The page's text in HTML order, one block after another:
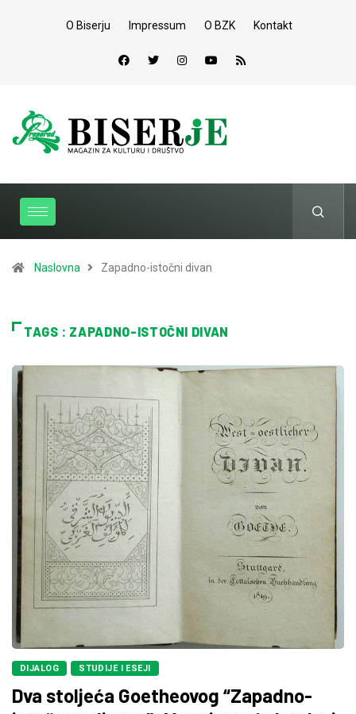
O Biserju Impressum O BZK Kontakt
Naslovna Zapadno-istočni divan
TAGS : ZAPADNO-ISTOČNI DIVAN
DIJALOG STUDIJE I ESEJI
Dva stoljeća Goetheovog “Zapadno-